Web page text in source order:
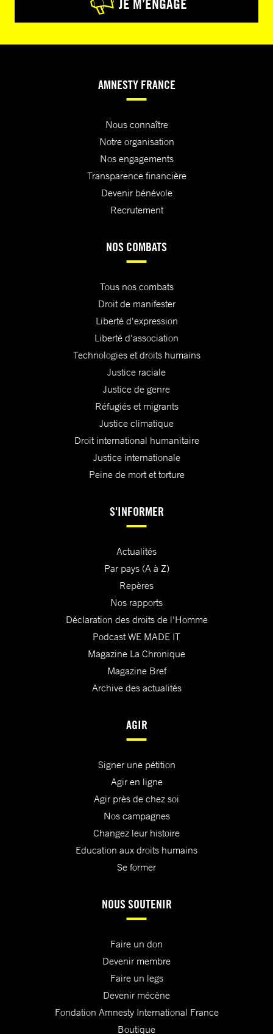
JE M’ENGAGE
AMNESTY FRANCE
Nous connaître
Notre organisation
Nos engagements
Transparence financière
Devenir bénévole
Recrutement
NOS COMBATS
Tous nos combats
Droit de manifester
Liberté d'expression
Liberté d'association
Technologies et droits humains
Justice raciale
Justice de genre
Réfugiés et migrants
Justice climatique
Droit international humanitaire
Justice internationale
Peine de mort et torture
S'INFORMER
Actualités
Par pays (A à Z)
Repères
Nos rapports
Déclaration des droits de l'Homme
Podcast WE MADE IT
Magazine La Chronique
Magazine Bref
Archive des actualités
AGIR
Signer une pétition
Agir en ligne
Agir près de chez soi
Nos campagnes
Changez leur histoire
Education aux droits humains
Se former
NOUS SOUTENIR
Faire un don
Devenir membre
Faire un legs
Devenir mécène
Fondation Amnesty International France
Boutique